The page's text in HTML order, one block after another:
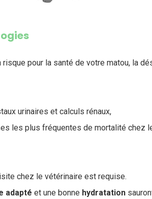
pour la santé de votre matou, la
urinaires et calculs rénaux,
les plus fréquentes de mortalité chez
chez le vétérinaire est requise.
adapté et une bonne hydratation